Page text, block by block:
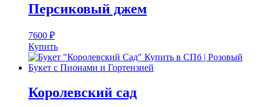
Персиковый джем
7600 ₽
Купить
Королевский сад